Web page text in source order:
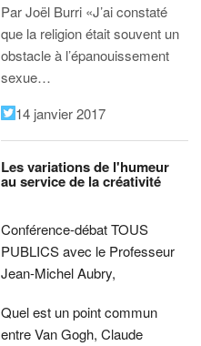
Par Joël Burri «J’ai constaté
que la religion était souvent un
obstacle à l’épanouissement
sexue…
14 janvier 2017
Les variations de l'humeur
au service de la créativité
Conférence-débat TOUS
PUBLICS avec le Professeur
Jean-Michel Aubry,
Quel est un point commun
entre Van Gogh, Claude